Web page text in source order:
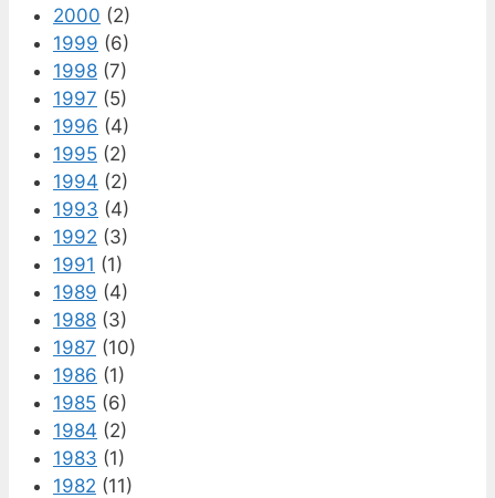
2000 (2)
1999 (6)
1998 (7)
1997 (5)
1996 (4)
1995 (2)
1994 (2)
1993 (4)
1992 (3)
1991 (1)
1989 (4)
1988 (3)
1987 (10)
1986 (1)
1985 (6)
1984 (2)
1983 (1)
1982 (11)